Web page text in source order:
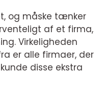
og måske tænker
af et firma,
Virkeligheden
er alle firmaer, der
disse ekstra